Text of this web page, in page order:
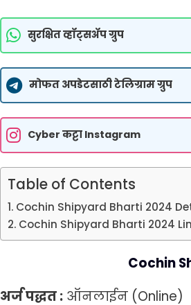
सुरक्षित व्हॉट्सॲप ग्रुप
मोफत अपडेटसाठी टेलिग्राम ग्रुप
Cyber कट्टा Instagram
Table of Contents
Cochin Shipyard Bharti 2024
Cochin Shipyard Bharti 2024
Cochin
अर्ज पद्धत : ऑनलाईन (Online)